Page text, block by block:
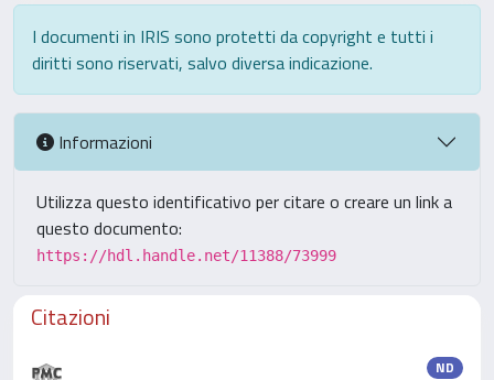
I documenti in IRIS sono protetti da copyright e tutti i
diritti sono riservati, salvo diversa indicazione.
Informazioni
Utilizza questo identificativo per citare o creare un link a
questo documento:
https://hdl.handle.net/11388/73999
Citazioni
ND